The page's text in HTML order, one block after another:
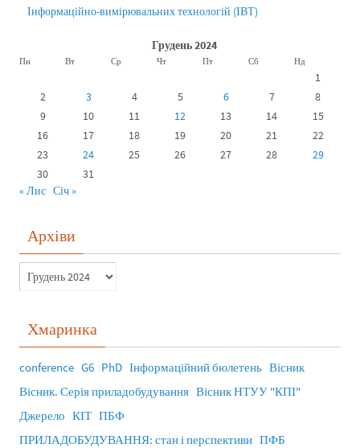
Інформаційно-вимірювальних технологій (ІВТ)
Грудень 2024
Пн Вт Ср Чт Пт Сб Нд
1
2
3 4 5 6 7
8
9
10 11 12 13 14
15
16
17 18 19 20 21
22
23
24 25 26 27 28
29
30
31
« Лис Січ »
Архіви
Хмаринка
conference G6 PhD Інформаційний бюлетень Вісник
Вісник. Серія приладобудування Вісник НТУУ "КПІ"
Джерело КІТ ПБФ
ПРИЛАДОБУДУВАННЯ: стан і перспективи ПФБ